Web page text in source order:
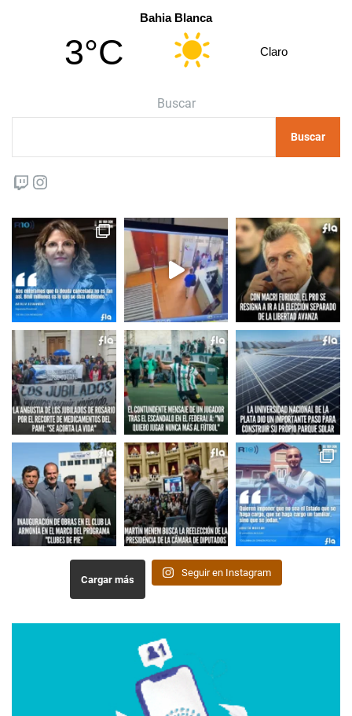
Bahia Blanca
3°C Claro
Buscar
Buscar
Twitch
Cargar más
Seguir en Instagram